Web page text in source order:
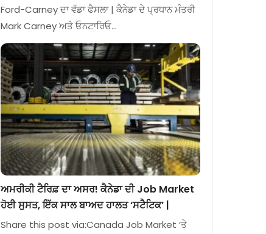
Ford-Carney ਦਾ ਵੱਡਾ ਫੈਸਲਾ | ਕੈਨੇਡਾ ਦੇ ਪ੍ਰਧਾਨ ਮੰਤਰੀ
Mark Carney ਅਤੇ ਓਨਟਾਰਿਓ…
ਅਮਰੀਕੀ ਟੈਰਿਫ਼ ਦਾ ਅਸਰ! ਕੈਨੇਡਾ ਦੀ Job Market
ਹੋਈ ਸੁਸਤ, ਇੱਕ ਸਾਲ ਬਾਅਦ ਹਾਲਤ ‘ਸਟੈਟਿਕ’ |
Share this post via:Canada Job Market ‘ਤੇ